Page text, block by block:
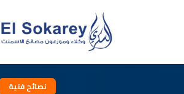
نصائح فنية